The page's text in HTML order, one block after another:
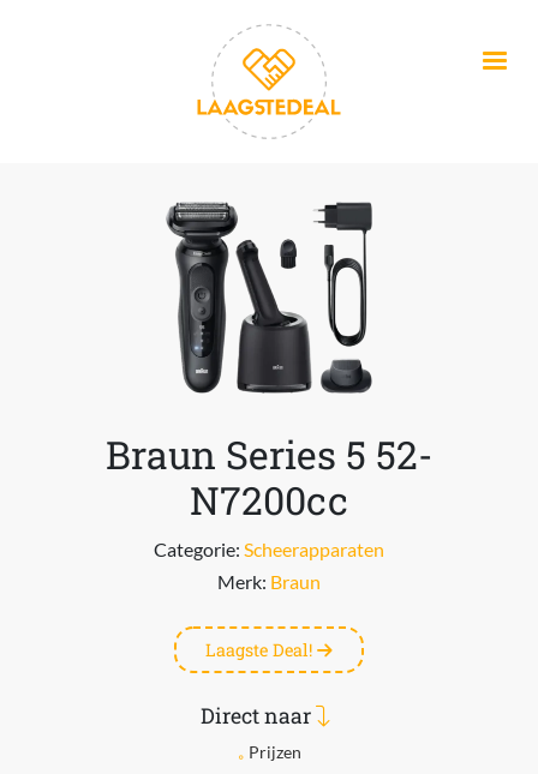
Braun Series 5 52-
N7200cc
Categorie: Scheerapparaten
Merk: Braun
Laagste Deal!
Direct naar
Prijzen